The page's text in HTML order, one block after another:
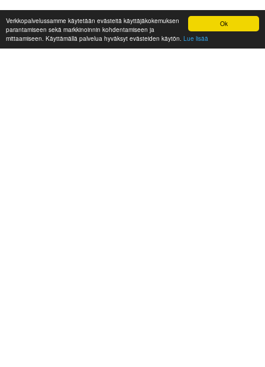
Ok
Verkkopalvelussamme käytetään evästeitä käyttäjäkokemuksen
parantamiseen sekä markkinoinnin kohdentamiseen ja
mittaamiseen. Käyttämällä palvelua hyväksyt evästeiden käytön. Lue lisää